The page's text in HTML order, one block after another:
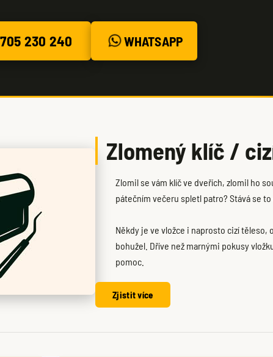
230 240 WHATSAPP
Zlomený klíč /
Zlomil se vám klíč ve dveřích, zlomil ho
pátečním večeru spletl patro? Stává se
Někdy je ve vložce i naprosto cizí těleso,
bohužel. Dříve než marnými pokusy
pomoc.
Zjistit více